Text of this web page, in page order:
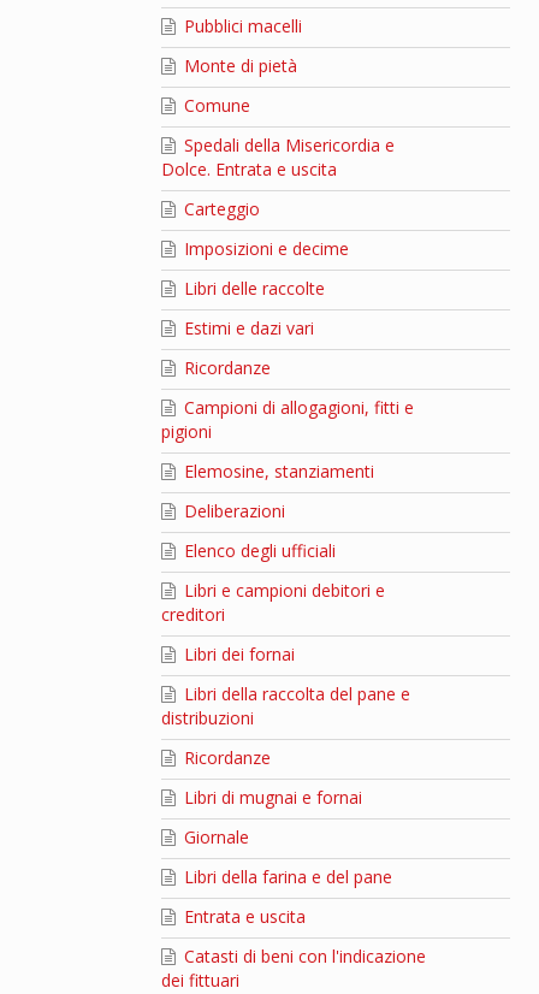
Pubblici macelli
Monte di pietà
Comune
Spedali della Misericordia e
Dolce. Entrata e uscita
Carteggio
Imposizioni e decime
Libri delle raccolte
Estimi e dazi vari
Ricordanze
Campioni di allogagioni, fitti e
pigioni
Elemosine, stanziamenti
Deliberazioni
Elenco degli ufficiali
Libri e campioni debitori e
creditori
Libri dei fornai
Libri della raccolta del pane e
distribuzioni
Ricordanze
Libri di mugnai e fornai
Giornale
Libri della farina e del pane
Entrata e uscita
Catasti di beni con l'indicazione
dei fittuari